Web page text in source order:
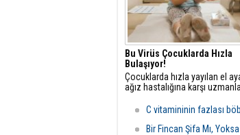
Bu Virüs Çocuklarda Hızla
Bulaşıyor!
Çocuklarda hızla yayılan el
ağız hastalığına karşı
bu viral enfeksiyondan
komplikasyonların
C vitamininin fazlası
Bir Fincan Şifa Mı,